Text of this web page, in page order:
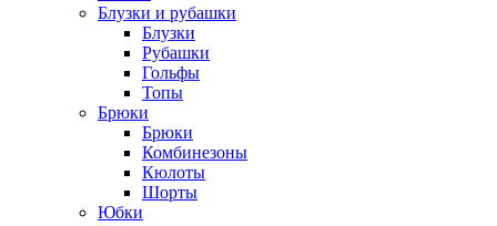
Блузки и рубашки
Блузки
Рубашки
Гольфы
Топы
Брюки
Брюки
Комбинезоны
Кюлоты
Шорты
Юбки